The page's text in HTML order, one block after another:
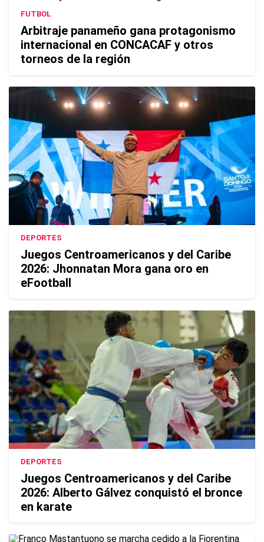
FUTBOL
Arbitraje panameño gana protagonismo
internacional en CONCACAF y otros
torneos de la región
DEPORTES
Juegos Centroamericanos y del Caribe
2026: Jhonnatan Mora gana oro en
eFootball
DEPORTES
Juegos Centroamericanos y del Caribe
2026: Alberto Gálvez conquistó el bronce
en karate